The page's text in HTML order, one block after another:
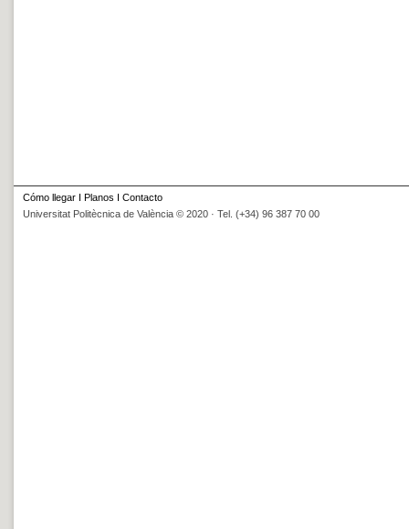
Cómo llegar I Planos I Contacto
Universitat Politècnica de València © 2020 · Tel. (+34) 96 387 70 00